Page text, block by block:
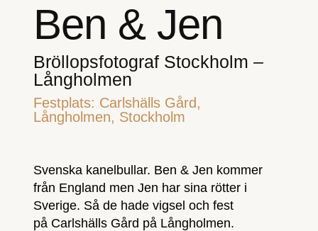
Ben & Jen
Bröllopsfotograf Stockholm –
Långholmen
Festplats: Carlshälls Gård ,
Långholmen, Stockholm
Svenska kanelbullar. Ben & Jen kommer
från England men Jen har sina rötter i
Sverige. Så de hade vigsel och fest
på Carlshälls Gård på Långholmen.